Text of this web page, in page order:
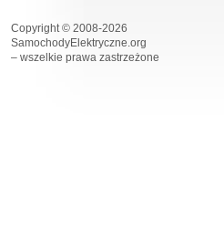
Copyright © 2008-2026
SamochodyElektryczne.org
– wszelkie prawa zastrzeżone